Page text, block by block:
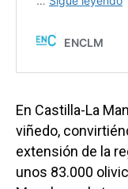
En Castilla-La
viñedo,
extensión de la
unos 83.000